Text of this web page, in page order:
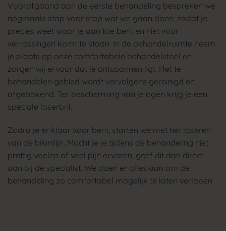
Voorafgaand aan de eerste behandeling bespreken we
nogmaals stap voor stap wat we gaan doen, zodat je
precies weet waar je aan toe bent en niet voor
verrassingen komt te staan. In de behandelruimte neem
je plaats op onze comfortabele behandelstoel en
zorgen wij ervoor dat je ontspannen ligt. Het te
behandelen gebied wordt vervolgens gereinigd en
afgebakend. Ter bescherming van je ogen krijg je een
speciale laserbril.
Zodra je er klaar voor bent, starten we met het laseren
van de bikinilijn. Mocht je je tijdens de behandeling niet
prettig voelen of veel pijn ervaren, geef dit dan direct
aan bij de specialist. We doen er alles aan om de
behandeling zo comfortabel mogelijk te laten verlopen.